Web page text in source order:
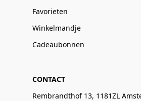
Favorieten
Winkelmandje
Cadeaubonnen
CONTACT
Rembrandthof 13, 1181ZL